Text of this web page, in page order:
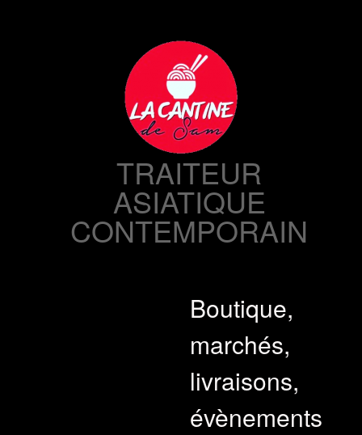
TRAITEUR
ASIATIQUE
CONTEMPORAIN
Boutique,
marchés,
livraisons,
évènements